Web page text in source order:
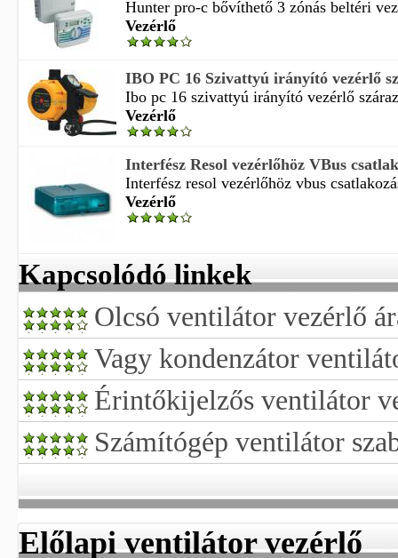
Hunter pro-c bővíthető 3 zónás beltéri
Vezérlő
IBO PC 16 Szivattyú irányító vezérlő
Ibo pc 16 szivattyú irányító vezérlő
Vezérlő
Interfész Resol vezérlőhöz VBus
Interfész resol vezérlőhöz vbus
Vezérlő
Kapcsolódó linkek
Olcsó ventilátor vezérlő
Vagy kondenzátor
Érintőkijelzős ventilátor
Számítógép ventilátor
Előlapi ventilátor vezérlő